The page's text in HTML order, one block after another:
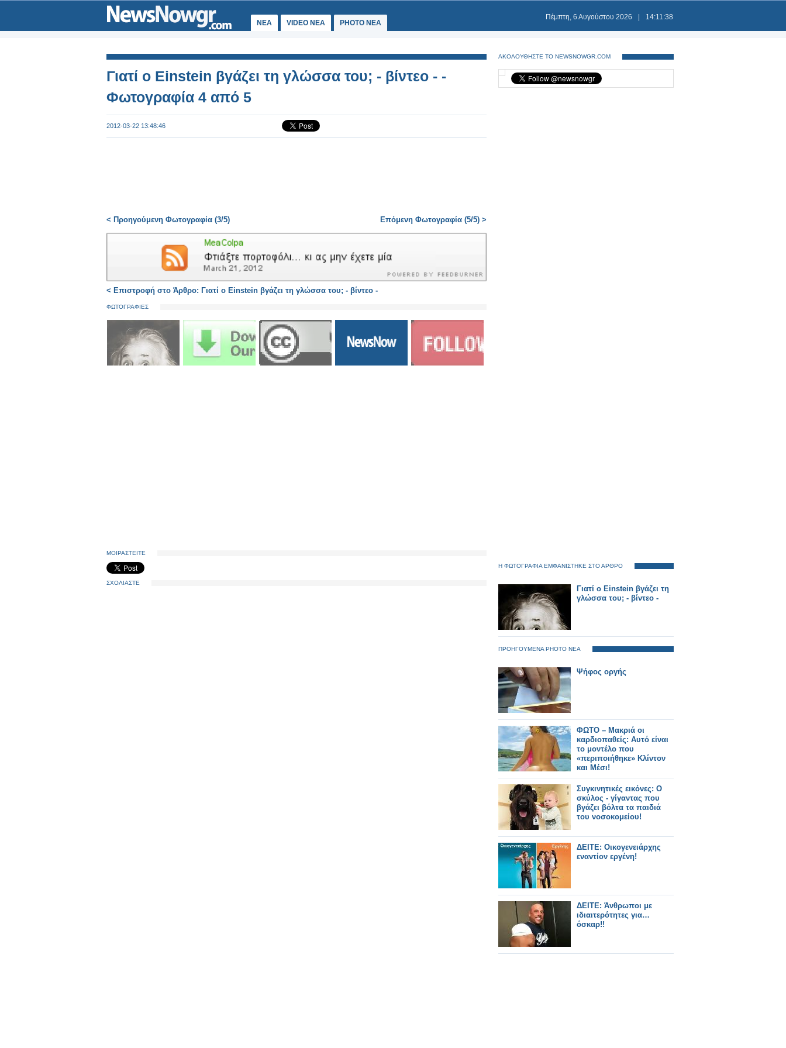
ΝΕΑ VIDEO NEA PHOTO NEA
Πέμπτη, 6 Αυγούστου 2026 14:11:38
Γιατί ο Einstein βγάζει τη γλώσσα του; - βίντεο - -
Φωτογραφία 4 από 5
2012-03-22 13:48:46
< Προηγούμενη Φωτογραφία (3/5) Επόμενη Φωτογραφία (5/5) >
< Επιστροφή στο Άρθρο: Γιατί ο Einstein βγάζει τη γλώσσα του; - βίντεο -
ΦΩΤΟΓΡΑΦΙΕΣ
ΜΟΙΡΑΣΤΕΙΤΕ
ΣΧΟΛΙΑΣΤΕ
ΑΚΟΛΟΥΘΗΣΤΕ ΤΟ NEWSNOWGR.COM
Η ΦΩΤΟΓΡΑΦΙΑ ΕΜΦΑΝΙΣΤΗΚΕ ΣΤΟ ΑΡΘΡΟ
Γιατί ο Einstein βγάζει τη
γλώσσα του; - βίντεο -
ΠΡΟΗΓΟΥΜΕΝΑ PHOTO ΝΕΑ
Ψήφος οργής
ΦΩΤΟ – Μακριά οι
καρδιοπαθείς: Αυτό είναι
το μοντέλο που
«περιποιήθηκε» Κλίντον
και Μέσι!
Συγκινητικές εικόνες: Ο
σκύλος - γίγαντας που
βγάζει βόλτα τα παιδιά
του νοσοκομείου!
ΔΕΙΤΕ: Οικογενειάρχης
εναντίον εργένη!
ΔΕΙΤΕ: Άνθρωποι με
ιδιαιτερότητες για…
όσκαρ!!